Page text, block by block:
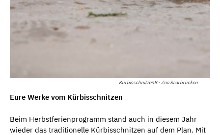
Kürbisschnitzen8 - Zoo Saarbrücken
Eure Werke vom Kürbisschnitzen
Beim Herbstferienprogramm stand auch in diesem Jahr
wieder das traditionelle Kürbisschnitzen auf dem Plan. Mit